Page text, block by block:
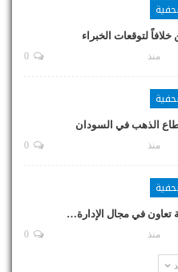
لتوقعات الخبراء
منذ
منذ
تعاون في مجال الإدارة…
منذ